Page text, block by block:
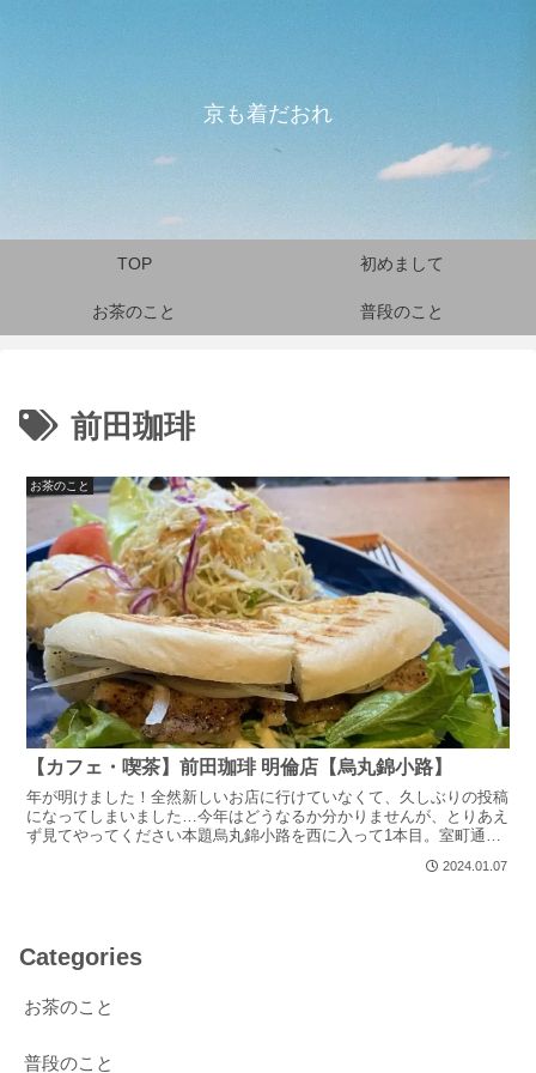
京も着だおれ
TOP 初めまして
お茶のこと 普段のこと
前田珈琲
お茶のこと
【カフェ・喫茶】前田珈琲 明倫店【烏丸錦小路】
年が明けました！全然新しいお店に行けていなくて、久しぶりの投稿
になってしまいました…今年はどうなるか分かりませんが、とりあえ
ず見てやってください本題烏丸錦小路を西に入って1本目。室町通を
2024.01.07
Categories
お茶のこと
普段のこと